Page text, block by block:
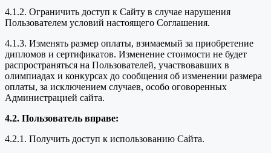
4.1.2. Ограничить доступ к Сайту в случае нарушения
Пользователем условий настоящего Соглашения.
4.1.3. Изменять размер оплаты, взимаемый за приобретение
дипломов и сертификатов. Изменение стоимости не будет
распространяться на Пользователей, участвовавших в
олимпиадах и конкурсах до сообщения об изменении размера
оплаты, за исключением случаев, особо оговоренных
Администрацией сайта.
4.2. Пользователь вправе:
4.2.1. Получить доступ к использованию Сайта.